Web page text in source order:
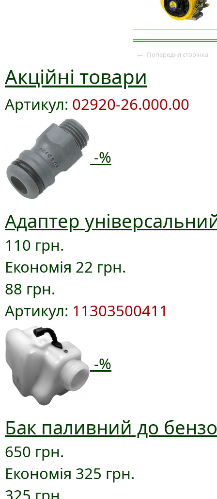
← Попередня сторінка
Акційні товари
Артикул: 02920-26.000.00
-%
Адаптер
110 грн.
Економія 22 грн.
88 грн.
Артикул: 11303500411
-%
Бак паливний до
650 грн.
Економія 325 грн.